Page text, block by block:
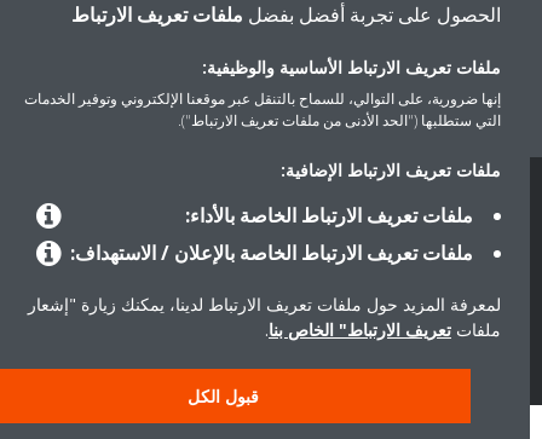
حلول
حول دايكن
حقوق النشر © دايكن
إشعار قانوني
إشعار ملفات تعريف الارتباط
سياسة حماية البيانات
الحصول على تجربة أفضل بفضل ملفات تعريف الارتباط
ملفات تعريف الارتباط الأساسية والوظيفية:
إنها ضرورية، على التوالي، للسماح بالتنقل عبر موقعنا الإلكتروني وتوفير الخدمات
التي ستطلبها ("الحد الأدنى من ملفات تعريف الارتباط").
ملفات تعريف الارتباط الإضافية:
ملفات تعريف الارتباط الخاصة بالأداء:
ملفات تعريف الارتباط الخاصة بالإعلان / الاستهداف:
لمعرفة المزيد حول ملفات تعريف الارتباط لدينا، يمكنك زيارة "إشعار
ملفاتتعريف الارتباط" الخاص بنا.
قبول الكل